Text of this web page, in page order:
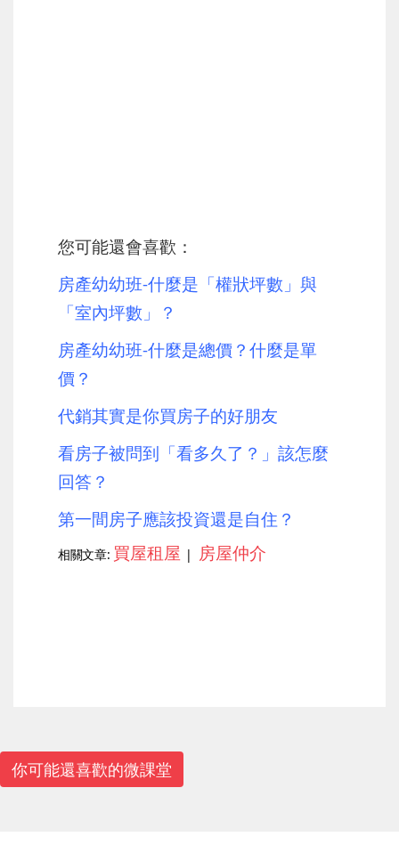
您可能還會喜歡：
房產幼幼班-什麼是「權狀坪數」與
「室內坪數」？
房產幼幼班-什麼是總價？什麼是單
價？
代銷其實是你買房子的好朋友
看房子被問到「看多久了？」該怎麼
回答？
第一間房子應該投資還是自住？
相關文章: 買屋租屋 | 房屋仲介
你可能還喜歡的微課堂